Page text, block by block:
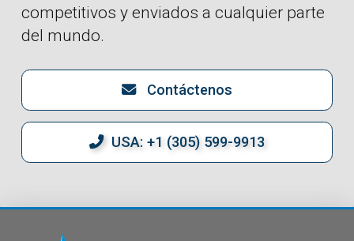
competitivos y enviados a cualquier parte
del mundo.
Contáctenos
USA: +1 (305) 599-9913